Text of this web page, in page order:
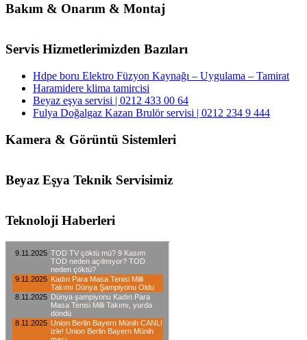
Bakım & Onarım & Montaj
Servis Hizmetlerimizden Bazıları
Hdpe boru Elektro Füzyon Kaynağı – Uygulama – Tamirat
Haramidere klima tamircisi
Beyaz eşya servisi | 0212 433 00 64
Fulya Doğalgaz Kazan Brulör servisi | 0212 234 9 444
Kamera & Görüntü Sistemleri
Beyaz Eşya Teknik Servisimiz
Teknoloji Haberleri